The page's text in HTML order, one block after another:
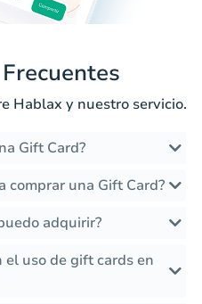
Hablax y nuestro servicio.
Gift Card?
comprar una Gift Card?
adquirir?
el uso de gift cards en